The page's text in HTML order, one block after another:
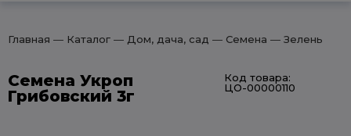
Главная ― Каталог ― Дом, дача, сад ― Семена ― Зелень
Семена Укроп
Грибовский 3г
Код товара:
ЦО-00000110